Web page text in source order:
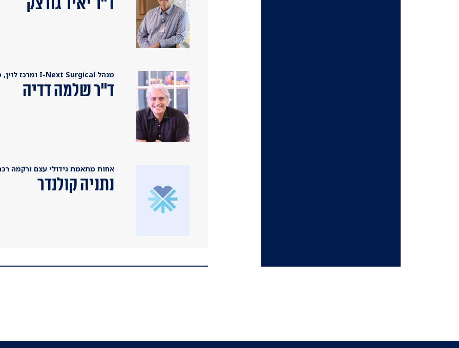
מנהל I-Next Surgical ומרכז לוין, מומחה לאורתופדיה אונקולוגית
ד"ר שלמה דדיה
אחות מתאמת גידולי עצם ורקמה
נתניה קולנדר